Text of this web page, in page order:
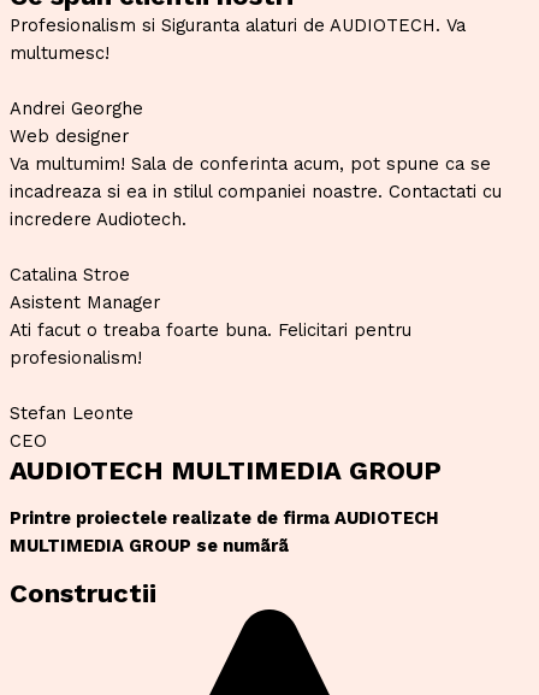
Profesionalism si Siguranta alaturi de AUDIOTECH. Va
multumesc!
Andrei Georghe
Web designer
Va multumim! Sala de conferinta acum, pot spune ca se
incadreaza si ea in stilul companiei noastre. Contactati cu
incredere Audiotech.
Catalina Stroe
Asistent Manager
Ati facut o treaba foarte buna. Felicitari pentru
profesionalism!
Stefan Leonte
CEO
AUDIOTECH MULTIMEDIA GROUP
Printre proiectele realizate de firma AUDIOTECH
MULTIMEDIA GROUP se numãrã
Constructii